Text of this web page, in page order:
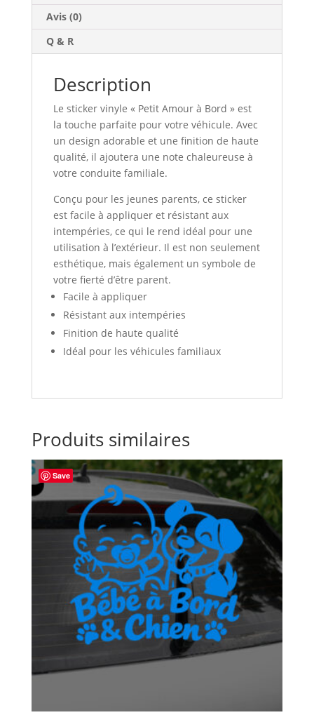
Avis (0)
Q & R
Description
Le sticker vinyle « Petit Amour à Bord » est
la touche parfaite pour votre véhicule. Avec
un design adorable et une finition de haute
qualité, il ajoutera une note chaleureuse à
votre conduite familiale.
Conçu pour les jeunes parents, ce sticker
est facile à appliquer et résistant aux
intempéries, ce qui le rend idéal pour une
utilisation à l’extérieur. Il est non seulement
esthétique, mais également un symbole de
votre fierté d’être parent.
Facile à appliquer
Résistant aux intempéries
Finition de haute qualité
Idéal pour les véhicules familiaux
Produits similaires
Save